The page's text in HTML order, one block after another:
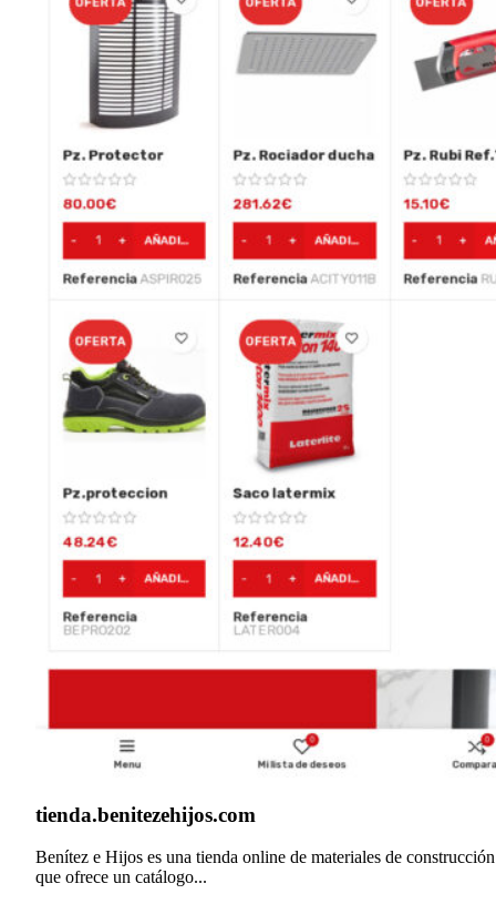
tienda.benitezehijos.com
Benítez e Hijos es una tienda online de materiales de construcción
que ofrece un catálogo...